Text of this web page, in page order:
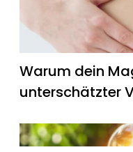
Warum dein
unterschätzter